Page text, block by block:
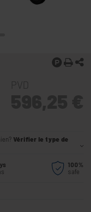
Vérifier le type de
100%
safe